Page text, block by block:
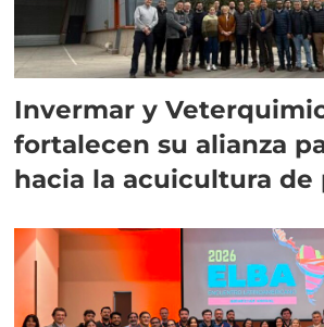
Invermar y
fortalecen su alianza
hacia la acuicultura de